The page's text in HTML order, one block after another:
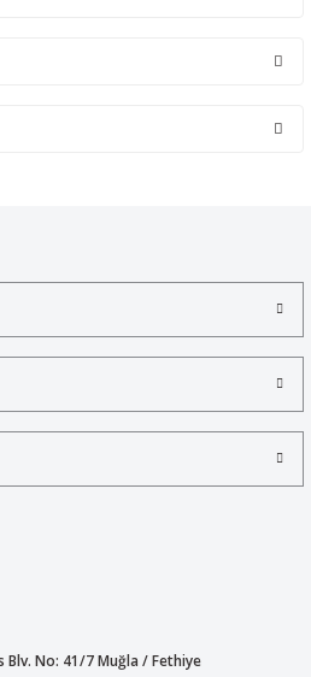
bilgiler bulunuyor.
olmalı.
Blv. No: 41/7 Muğla / Fethiye